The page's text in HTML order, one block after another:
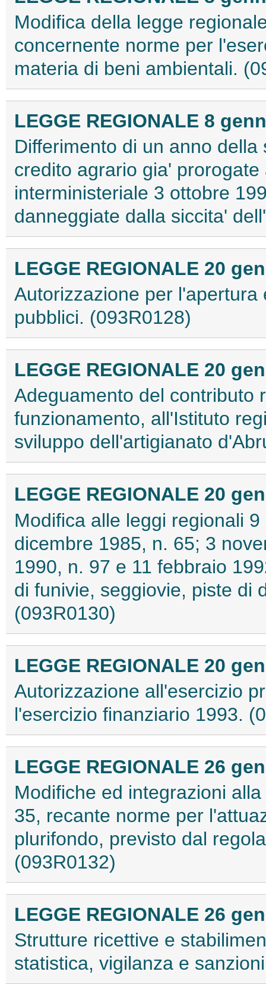
Modifica della legge
concernente norme per
materia di beni ambientali.
LEGGE REGIONALE 8
Differimento di un anno
credito agrario gia'
interministeriale 3 ottobre
danneggiate dalla siccita'
LEGGE REGIONALE 20
Autorizzazione per
pubblici. (093R0128)
LEGGE REGIONALE 20
Adeguamento del contributo
funzionamento, all'Istituto
sviluppo dell'artigianato
LEGGE REGIONALE 20
Modifica alle leggi regionali
dicembre 1985, n. 65; 3
1990, n. 97 e 11 febbraio
di funivie, seggiovie, piste di
(093R0130)
LEGGE REGIONALE 20
Autorizzazione all'esercizio
l'esercizio finanziario 1993.
LEGGE REGIONALE 26
Modifiche ed integrazioni
35, recante norme per
plurifondo, previsto dal
(093R0132)
LEGGE REGIONALE 26
Strutture ricettive e
statistica, vigilanza e